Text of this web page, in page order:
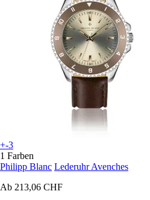
+-3
1 Farben
Philipp Blanc Lederuhr Avenches
Ab 213,06 CHF